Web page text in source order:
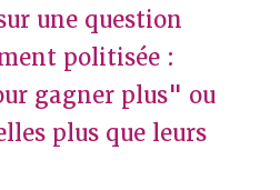
une question
politisée :
gagner plus" ou
plus que leurs